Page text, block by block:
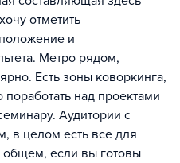
отметить
и
Метро рядом,
Есть зоны коворкинга,
над проектами
Аудитории с
в целом есть все для
если вы готовы